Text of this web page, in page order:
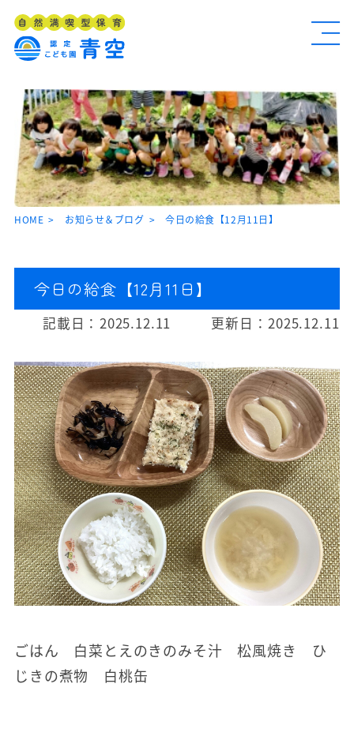
HOME お知らせ＆ブログ 今日の給食【12月11日】
今日の給食【12月11日】
記載日： 2025.12.11 更新日： 2025.12.11
ごはん 白菜とえのきのみそ汁 松風焼き ひ
じきの煮物 白桃缶